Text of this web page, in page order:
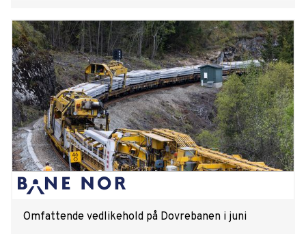
Omfattende vedlikehold på Dovrebanen i juni